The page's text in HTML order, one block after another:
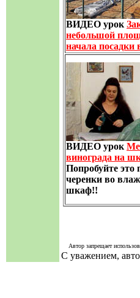
ВИДЕО урок
небольшой
начала посадки
ВИДЕО урок
винограда на
Попробуйте это
черенки во
шкаф!!
Автор запрещает
С уважением,